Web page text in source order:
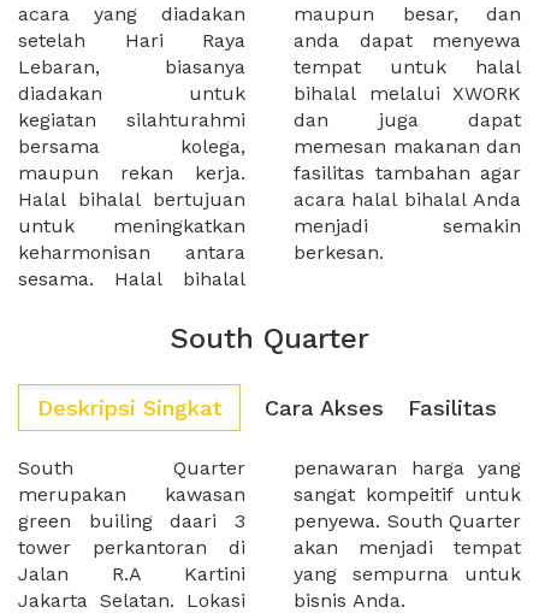
acara yang diadakan
setelah Hari Raya
Lebaran, biasanya
diadakan untuk
kegiatan silahturahmi
bersama kolega,
maupun rekan kerja.
Halal bihalal bertujuan
untuk meningkatkan
keharmonisan antara
sesama. Halal bihalal
maupun besar, dan
anda dapat menyewa
tempat untuk halal
bihalal melalui XWORK
dan juga dapat
memesan makanan dan
fasilitas tambahan agar
acara halal bihalal Anda
menjadi semakin
berkesan.
South Quarter
Deskripsi Singkat Cara Akses Fasilitas
South Quarter
merupakan kawasan
green builing daari 3
tower perkantoran di
Jalan R.A Kartini
Jakarta Selatan. Lokasi
penawaran harga yang
sangat kompeitif untuk
penyewa. South Quarter
akan menjadi tempat
yang sempurna untuk
bisnis Anda.